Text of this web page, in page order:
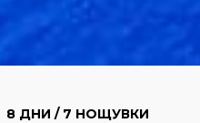
8 ДНИ / 7 НОЩУВКИ